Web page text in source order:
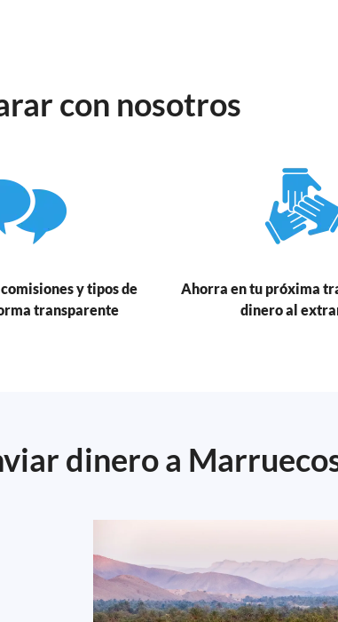
con nosotros
y tipos de
transparente
Ahorra en tu próxima
dinero al
dinero a